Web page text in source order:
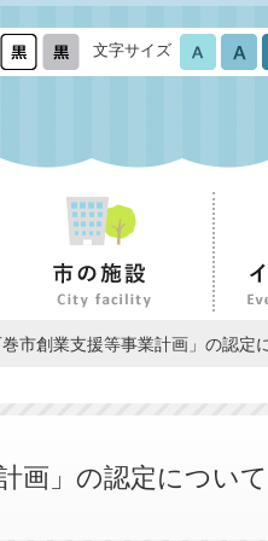
文字サイズ
市創業支援等事業計画」の認定
画」の認定について